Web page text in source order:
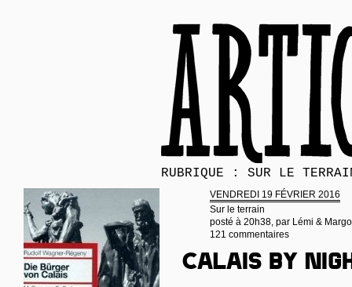
RUBRIQUE : SUR LE
VENDREDI 19 FÉVRIER 2016
Sur le terrain
posté à 20h38, par Lémi & Margo
121 commentaires
Calais by